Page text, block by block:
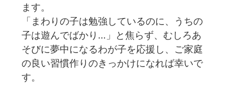
ます。
「まわりの子は勉強しているのに、うちの
子は遊んでばかり…」と焦らず、むしろあ
そびに夢中になるわが子を応援し、ご家庭
の良い習慣作りのきっかけになれば幸いで
す。